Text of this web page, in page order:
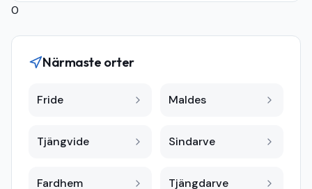
0
Närmaste orter
Fride Maldes
Tjängvide Sindarve
Fardhem Tjängdarve